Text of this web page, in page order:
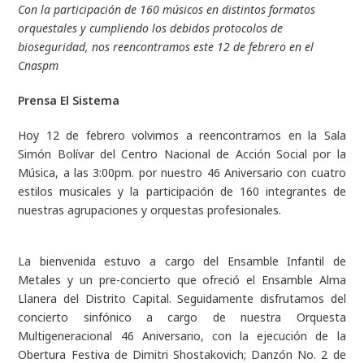
Con la participación de 160 músicos en distintos formatos
orquestales y cumpliendo los debidos protocolos de
bioseguridad, nos reencontramos este 12 de febrero en el
Cnaspm
Prensa El Sistema
Hoy 12 de febrero volvimos a reencontrarnos en la Sala
Simón Bolívar del Centro Nacional de Acción Social por la
Música, a las 3:00pm. por nuestro 46 Aniversario con cuatro
estilos musicales y la participación de 160 integrantes de
nuestras agrupaciones y orquestas profesionales.
La bienvenida estuvo a cargo del Ensamble Infantil de
Metales y un pre-concierto que ofreció el Ensamble Alma
Llanera del Distrito Capital. Seguidamente disfrutamos del
concierto sinfónico a cargo de nuestra Orquesta
Multigeneracional 46 Aniversario, con la ejecución de la
Obertura Festiva de Dimitri Shostakovich; Danzón No. 2 de